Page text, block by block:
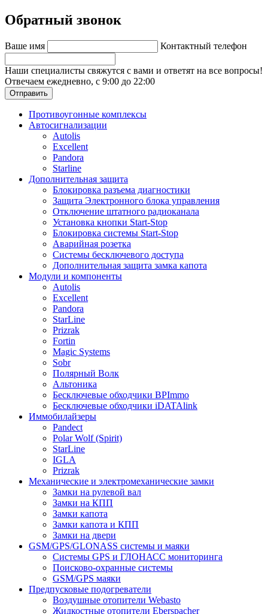
Обратный звонок
Ваше имя Контактный телефон
Наши специалисты свяжутся с вами и ответят на все вопросы!
Отвечаем ежедневно, с 9:00 до 22:00
Отправить
Противоугонные комплексы
Автосигнализации
Autolis
Excellent
Pandora
Starline
Дополнительная защита
Блокировка разъема диагностики
Защита Электронного блока управления
Отключение штатного радиоканала
Установка кнопки Start-Stop
Блокировка системы Start-Stop
Аварийная розетка
Системы бесключевого доступа
Дополнительная защита замка капота
Модули и компоненты
Autolis
Excellent
Pandora
StarLine
Prizrak
Fortin
Magic Systems
Sobr
Полярный Волк
Альтоника
Бесключевые обходчики BPImmo
Бесключевые обходчики iDATAlink
Иммобилайзеры
Pandect
Polar Wolf (Spirit)
StarLine
IGLA
Prizrak
Механические и электромеханические замки
Замки на рулевой вал
Замки на КПП
Замки капота
Замки капота и КПП
Замки на двери
GSM/GPS/GLONASS системы и маяки
Системы GPS и ГЛОНАСС мониторинга
Поисково-охранные системы
GSM/GPS маяки
Предпусковые подогреватели
Воздушные отопители Webasto
Жидкостные отопители Eberspacher